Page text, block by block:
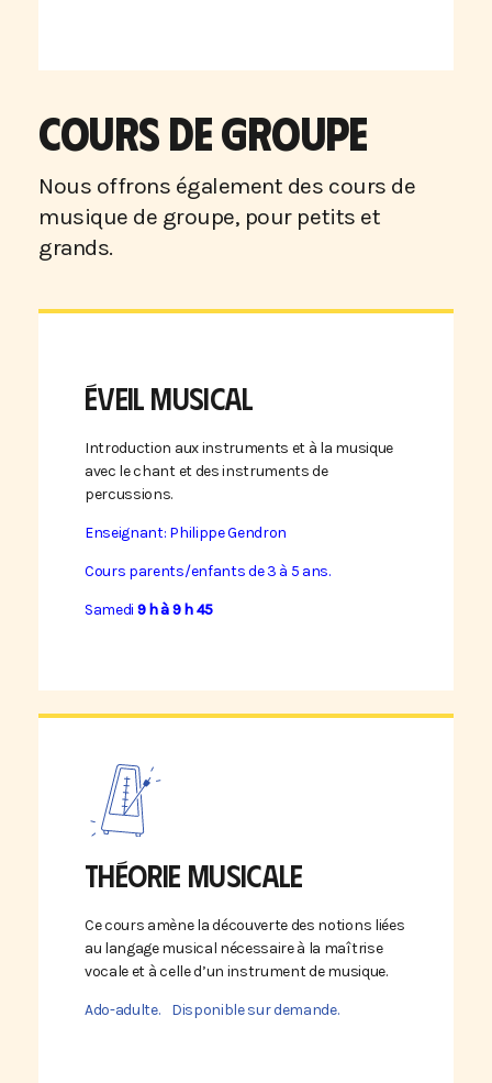
COURS DE GROUPE
Nous offrons également des cours de
musique de groupe, pour petits et
grands.
ÉVEIL MUSICAL
Introduction aux instruments et à la musique
avec le chant et des instruments de
percussions.
Enseignant: Philippe Gendron
Cours parents/enfants de 3 à 5 ans.
Samedi 9 h à 9 h 45
THÉORIE MUSICALE
Ce cours amène la découverte des notions liées
au langage musical nécessaire à la maîtrise
vocale et à celle d’un instrument de musique.
Ado-adulte. Disponible sur demande.